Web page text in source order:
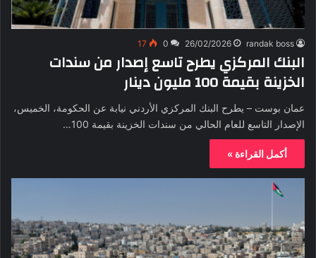
randak boss
26/02/2026
0
17
البنك المركزي يطرح تاسع إصدار من سندات
الخزينة بقيمة 100 مليون دينار
عمان بوست – يطرح البنك المركزي الأردني نيابة عن الحكومة، الخميس،
الإصدار التاسع للعام الحالي من سندات الخزينة بقيمة 100…
أكمل القراءة »